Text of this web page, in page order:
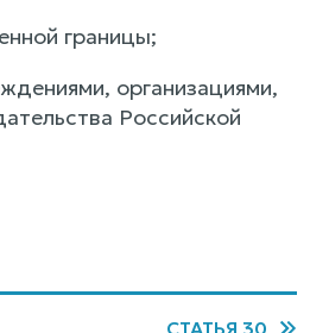
границы;
организациями,
Российской